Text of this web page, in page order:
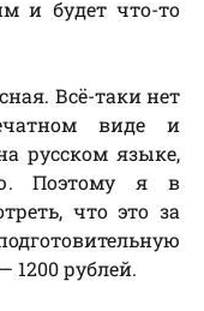
и будет что-то
Всё-таки нет
виде и
русском языке,
Поэтому я в
что это за
1200 рублей.